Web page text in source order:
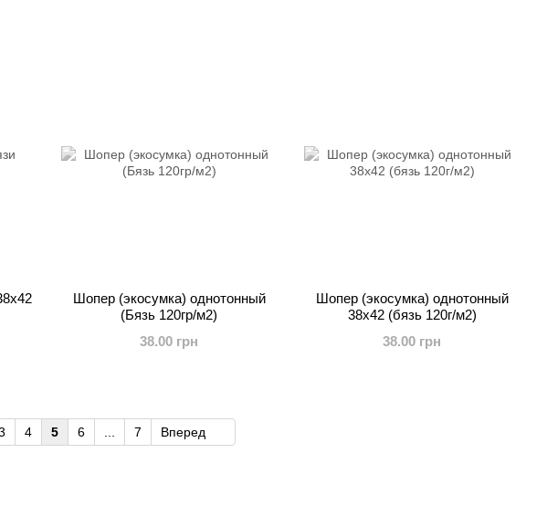
Шопер (экосумка) однотонный
(Бязь 120гр/м2)
38.00 грн
Шопер (экосумка) однотонный
38х42 (бязь 120г/м2)
38.00 грн
4 5 6 7 Вперед